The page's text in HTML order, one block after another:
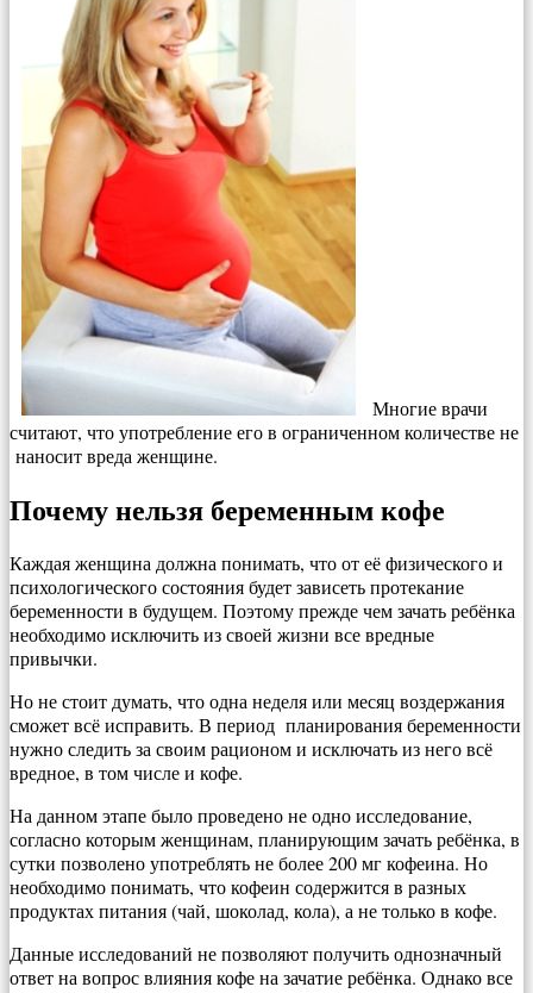
Многие врачи
считают, что употребление его в ограниченном количестве не
наносит вреда женщине.
Почему нельзя беременным кофе
Каждая женщина должна понимать, что от её физического и
психологического состояния будет зависеть протекание
беременности в будущем. Поэтому прежде чем зачать ребёнка
необходимо исключить из своей жизни все вредные
привычки.
Но не стоит думать, что одна неделя или месяц воздержания
сможет всё исправить. В период планирования беременности
нужно следить за своим рационом и исключать из него всё
вредное, в том числе и кофе.
На данном этапе было проведено не одно исследование,
согласно которым женщинам, планирующим зачать ребёнка, в
сутки позволено употреблять не более 200 мг кофеина. Но
необходимо понимать, что кофеин содержится в разных
продуктах питания (чай, шоколад, кола), а не только в кофе.
Данные исследований не позволяют получить однозначный
ответ на вопрос влияния кофе на зачатие ребёнка. Однако все